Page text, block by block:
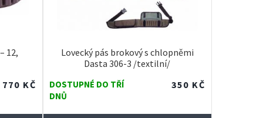
12,
770 KČ
Lovecký pás brokový s chlopněmi
Dasta 306-3 /textilní/
DOSTUPNÉ DO TŘÍ
DNŮ
350 KČ